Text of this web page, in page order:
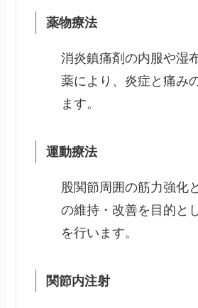
薬物療法
消炎鎮痛剤の内服や湿
薬により、炎症と痛み
ます。
運動療法
股関節周囲の筋力強化
の維持・改善を目的と
を行います。
関節内注射